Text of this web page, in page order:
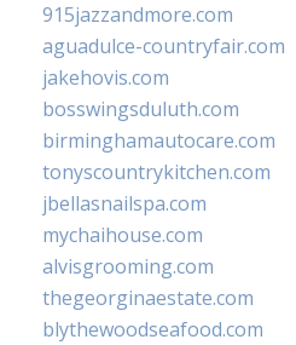
915jazzandmore.com
aguadulce-countryfair.com
jakehovis.com
bosswingsduluth.com
birminghamautocare.com
tonyscountrykitchen.com
jbellasnailspa.com
mychaihouse.com
alvisgrooming.com
thegeorginaestate.com
blythewoodseafood.com